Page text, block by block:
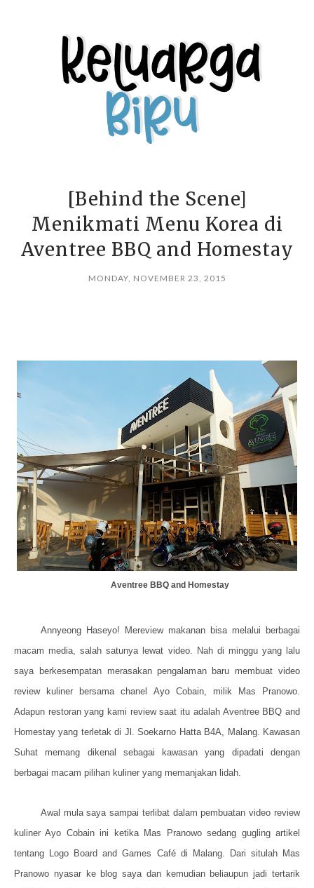
[Behind the Scene]
Menikmati Menu Korea di
Aventree BBQ and Homestay
MONDAY, NOVEMBER 23, 2015
Aventree BBQ and Homestay
Annyeong Haseyo! Mereview makanan bisa melalui berbagai
macam media, salah satunya lewat video. Nah di minggu yang lalu
saya berkesempatan merasakan pengalaman baru membuat video
review kuliner bersama chanel Ayo Cobain, milik Mas Pranowo.
Adapun restoran yang kami review saat itu adalah Aventree BBQ and
Homestay yang terletak di Jl. Soekarno Hatta B4A, Malang. Kawasan
Suhat memang dikenal sebagai kawasan yang dipadati dengan
berbagai macam pilihan kuliner yang memanjakan lidah.
Awal mula saya sampai terlibat dalam pembuatan video review
kuliner Ayo Cobain ini ketika Mas Pranowo sedang gugling artikel
tentang Logo Board and Games Café di Malang. Dari situlah Mas
Pranowo nyasar ke blog saya dan kemudian beliaupun jadi tertarik